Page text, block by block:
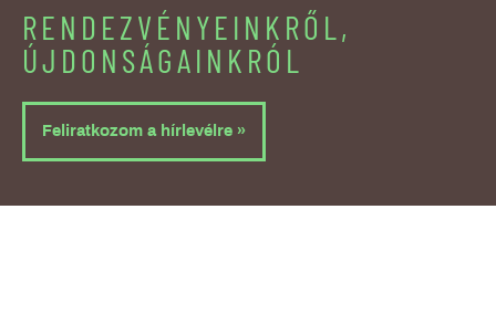
RENDEZVÉNYEINKRŐL,
ÚJDONSÁGAINKRÓL
Feliratkozom a hírlevélre »